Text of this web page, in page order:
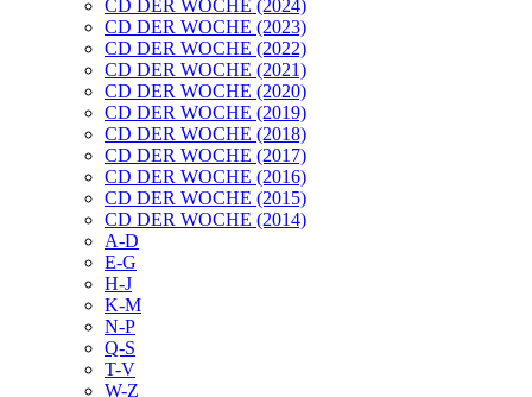
CD DER WOCHE (2024)
CD DER WOCHE (2023)
CD DER WOCHE (2022)
CD DER WOCHE (2021)
CD DER WOCHE (2020)
CD DER WOCHE (2019)
CD DER WOCHE (2018)
CD DER WOCHE (2017)
CD DER WOCHE (2016)
CD DER WOCHE (2015)
CD DER WOCHE (2014)
A-D
E-G
H-J
K-M
N-P
Q-S
T-V
W-Z